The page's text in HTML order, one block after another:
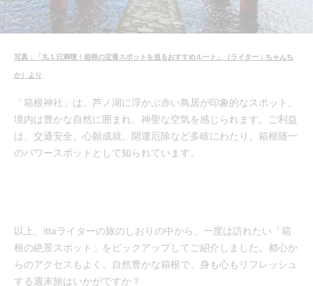
写真：「丸１日満喫！箱根の定番スポットを巡るおすすめルート」（ライター：ちゃんち
か）より
「箱根神社」は、芦ノ湖に浮かぶ赤い鳥居が印象的なスポット。
境内は豊かな自然に囲まれ、神聖な空気を感じられます。ご利益
は、交通安全、心願成就、開運厄除など多岐にわたり、箱根随一
のパワースポットとして知られています。
以上、ittaライターの旅のしおりの中から、一度は訪れたい「箱
根の絶景スポット」をピックアップしてご紹介しました。都心か
らのアクセスもよく、自然豊かな箱根で、身も心もリフレッシュ
する週末旅はいかがですか？